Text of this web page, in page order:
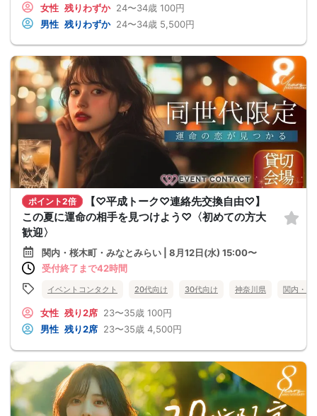
女性 残りわずか 24〜34歳 100円
男性 残りわずか 24〜34歳 5,500円
ポイント2倍
【♡平成トーク♡連絡先交換自由♡】
この夏に運命の相手を見つけよう♡〈初めての方大
歓迎〉
関内・桜木町・みなとみらい | 8月12日(水) 15:00〜
受付終了まで42時間
イベントコンタクト 20代向け 30代向け 神奈川県 関内・桜
女性 残り2席 23〜35歳 100円
男性 残り2席 23〜35歳 4,500円